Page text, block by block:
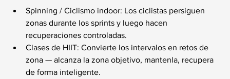
Spinning / Ciclismo indoor: Los ciclistas persiguen
zonas durante los sprints y luego hacen
recuperaciones controladas.
Clases de HIIT: Convierte los intervalos en retos de
zona — alcanza la zona objetivo, mantenla, recupera
de forma inteligente.